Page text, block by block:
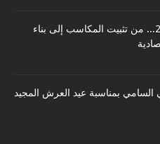
خطاب العرش 2026... من تثبيت المكاسب إلى بناء
بمناسبة عيد العرش المجيد